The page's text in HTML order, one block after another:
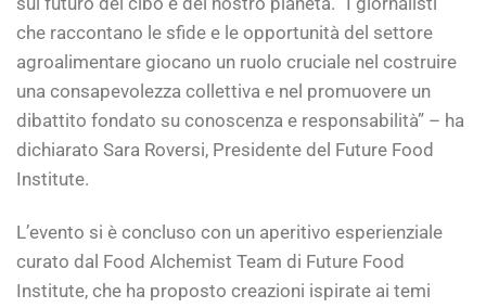
che raccontano le sfide e le opportunità del settore
agroalimentare giocano un ruolo cruciale nel costruire
una consapevolezza collettiva e nel promuovere un
dibattito fondato su conoscenza e responsabilità” – ha
dichiarato Sara Roversi, Presidente del Future Food
Institute.
L’evento si è concluso con un aperitivo esperienziale
curato dal Food Alchemist Team di Future Food
Institute, che ha proposto creazioni ispirate ai temi